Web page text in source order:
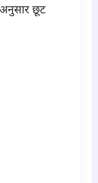
अनुसार छूट